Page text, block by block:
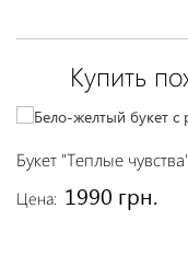
Купить
Букет "Теплые чувства"
Цена: 1990 грн.